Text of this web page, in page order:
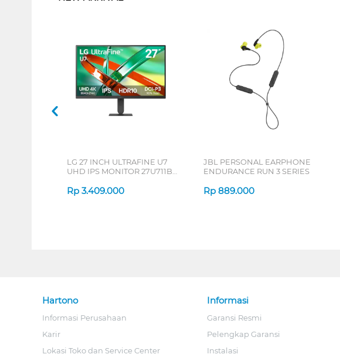
LG 27 INCH ULTRAFINE U7
UHD IPS MONITOR 27U711B-
Rp 3.409.000
JBL PERSONAL EARPHONE
ENDURANCE RUN 3 SERIES
Rp 889.000
Hartono
Informasi Perusahaan
Karir
Lokasi Toko dan Service Center
Informasi
Garansi Resmi
Pelengkap Garansi
Instalasi